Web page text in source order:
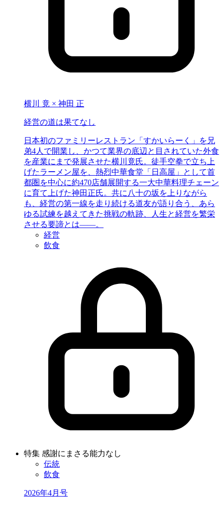
横川 竟 × 神田 正
経営の道は果てなし
日本初のファミリーレストラン「すかいらーく」を兄
弟4人で開業し、かつて業界の底辺と目されていた外食
を産業にまで発展させた横川竟氏。徒手空拳で立ち上
げたラーメン屋を、熱烈中華食堂「日高屋」として首
都圏を中心に約470店舗展開する一大中華料理チェーン
に育て上げた神田正氏。共に八十の坂を上りながら
も、経営の第一線を走り続ける道友が語り合う、あら
ゆる試練を越えてきた挑戦の軌跡、人生と経営を繁栄
させる要諦とは――。
経営
飲食
特集 感謝にまさる能力なし
伝統
飲食
2026年4月号